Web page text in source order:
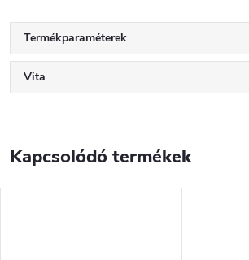
Termékparaméterek
Vita
Kapcsolódó termékek